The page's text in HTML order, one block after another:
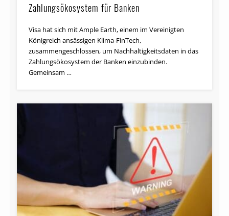
Zahlungsökosystem für Banken
Visa hat sich mit Ample Earth, einem im Vereinigten
Königreich ansässigen Klima-FinTech,
zusammengeschlossen, um Nachhaltigkeitsdaten in das
Zahlungsökosystem der Banken einzubinden.
Gemeinsam …